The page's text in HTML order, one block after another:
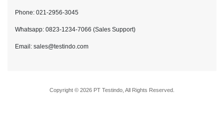
Phone: 021-2956-3045
Whatsapp: 0823-1234-7066 (Sales Support)
Email: sales@testindo.com
Copyright © 2026 PT Testindo, All Rights Reserved.